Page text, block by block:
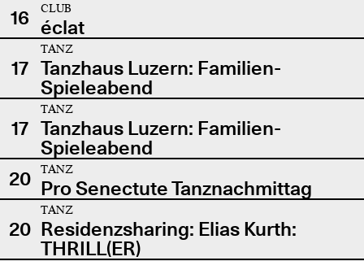
16
CLUB
éclat
17
TANZ
Tanzhaus Luzern: Familien-
Spieleabend
17
TANZ
Tanzhaus Luzern: Familien-
Spieleabend
20
TANZ
Pro Senectute Tanznachmittag
20
TANZ
Residenzsharing: Elias Kurth:
THRILL(ER)